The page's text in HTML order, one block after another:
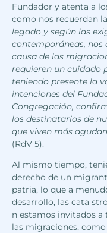
Fundador y atenta a
como nos recuerdan
legado y según las
contemporáneas, nos
causa de las
requieren un cuidado
teniendo presente la
intenciones del
Congregación,
los destinatarios de
que viven más
(RdV 5).
Al mismo tiempo,
derecho de un
patria, lo que a
desarrollo, las cata
n estamos invitados a
las migraciones,